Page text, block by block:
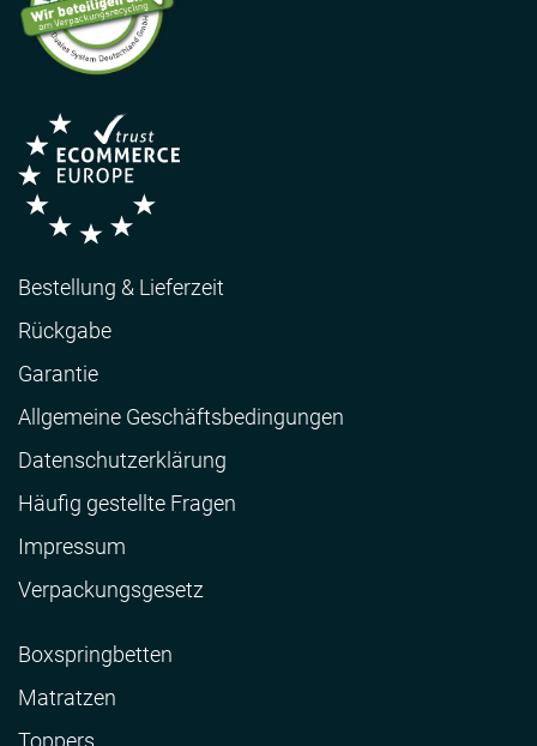
Bestellung & Lieferzeit
Rückgabe
Garantie
Allgemeine Geschäftsbedingungen
Datenschutzerklärung
Häufig gestellte Fragen
Impressum
Verpackungsgesetz
Boxspringbetten
Matratzen
Toppers